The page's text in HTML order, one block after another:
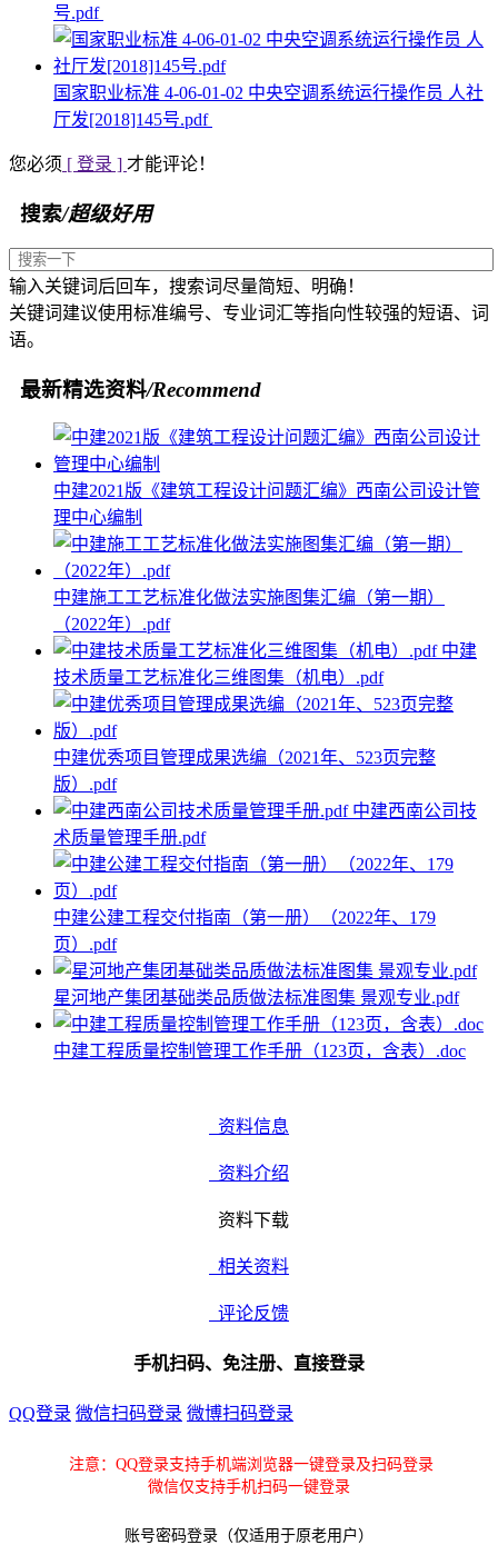
号.pdf
国家职业标准 4-06-01-02 中央空调系统运行操作员 人社
厅发[2018]145号.pdf
您必须 [ 登录 ] 才能评论！
搜索/超级好用
输入关键词后回车，搜索词尽量简短、明确！
关键词建议使用标准编号、专业词汇等指向性较强的短语、词
语。
最新精选资料/Recommend
中建2021版《建筑工程设计问题汇编》西南公司设计管
理中心编制
中建施工工艺标准化做法实施图集汇编（第一期）
（2022年）.pdf
中建
技术质量工艺标准化三维图集（机电）.pdf
中建优秀项目管理成果选编（2021年、523页完整
版）.pdf
中建西南公司技
术质量管理手册.pdf
中建公建工程交付指南（第一册）（2022年、179
页）.pdf
星河地产集团基础类品质做法标准图集 景观专业.pdf
中建工程质量控制管理工作手册（123页，含表）.doc
资料信息
资料介绍
资料下载
相关资料
评论反馈
手机扫码、免注册、直接登录
QQ登录 微信扫码登录 微博扫码登录
注意：QQ登录支持手机端浏览器一键登录及扫码登录
微信仅支持手机扫码一键登录
账号密码登录（仅适用于原老用户）